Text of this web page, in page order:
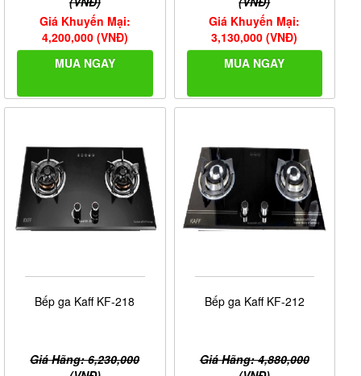
Giá Khuyến Mại:
4,200,000 (VNĐ)
MUA NGAY
Giá Khuyến Mại:
3,130,000 (VNĐ)
MUA NGAY
Bếp ga Kaff KF-218
Giá Hãng: 6,230,000
Bếp ga Kaff KF-212
Giá Hãng: 4,880,000